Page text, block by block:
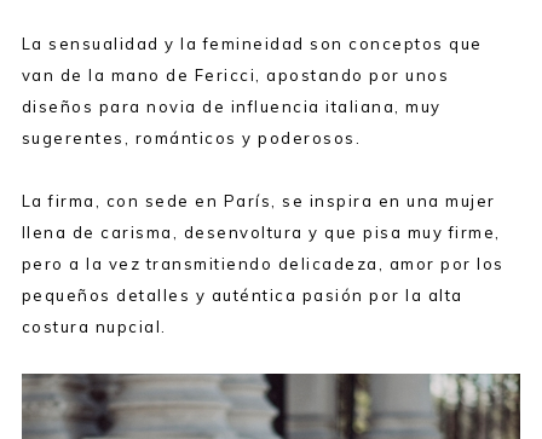
La sensualidad y la femineidad son conceptos que
van de la mano de Fericci, apostando por unos
diseños para novia de influencia italiana, muy
sugerentes, románticos y poderosos.
La firma, con sede en París, se inspira en una mujer
llena de carisma, desenvoltura y que pisa muy firme,
pero a la vez transmitiendo delicadeza, amor por los
pequeños detalles y auténtica pasión por la alta
costura nupcial.